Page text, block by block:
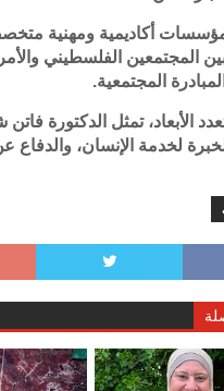
أكاديمية ومهنية
المجتمعين الفلسطيني
المجتمعية.
الأبعاد، تمثل الدكتورة
لخدمة الإنسان، والدفاع عن